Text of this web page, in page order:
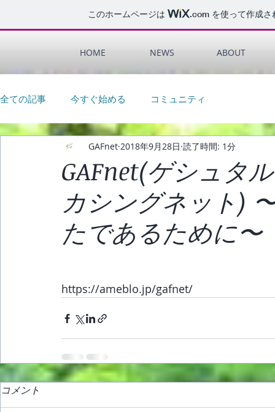
このホームページは .com を使って作成
HOME NEWS ABOUT
全ての記事 今すぐ始める コミュニティ
GAFnet(ゲシュタ
カシングネット)
たであるために〜
GAFnet 2018年9月28日 読了時間: 1分
https://ameblo.jp/gafnet/
コメント